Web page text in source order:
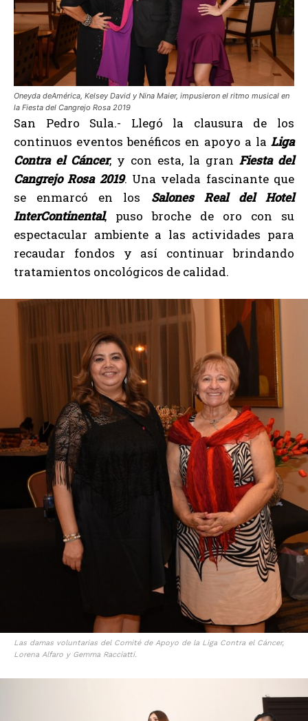
Oneyda deAmérica, Kelsey David y Nina Maier, impusieron el ritmo musical en
la Fiesta del Cangrejo Rosa 2019
San Pedro Sula.- Llegó la clausura de los
continuos eventos benéficos en apoyo a la Liga
Contra el Cáncer, y con esta, la gran Fiesta del
Cangrejo Rosa 2019. Una velada fascinante que
se enmarcó en los Salones Real del Hotel
InterContinental, puso broche de oro con su
espectacular ambiente a las actividades para
recaudar fondos y así continuar brindando
tratamientos oncológicos de calidad.
Las damas voluntarias del Comité de Apoyo de la Liga Contra el Cáncer,
Lorena Alfaro y Gemma Racciatti.